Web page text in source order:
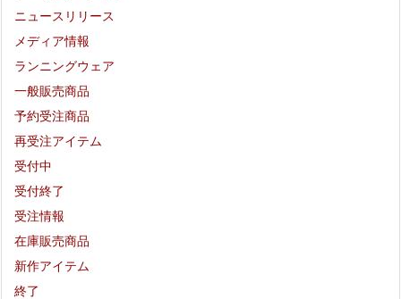
ニュースリリース
メディア情報
ランニングウェア
一般販売商品
予約受注商品
再受注アイテム
受付中
受付終了
受注情報
在庫販売商品
新作アイテム
終了